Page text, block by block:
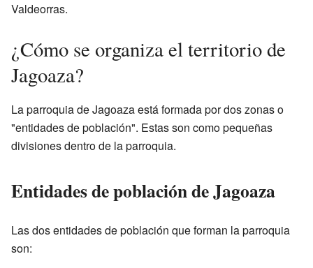
Valdeorras.
¿Cómo se organiza el territorio de
Jagoaza?
La parroquia de Jagoaza está formada por dos zonas o
"entidades de población". Estas son como pequeñas
divisiones dentro de la parroquia.
Entidades de población de Jagoaza
Las dos entidades de población que forman la parroquia
son: